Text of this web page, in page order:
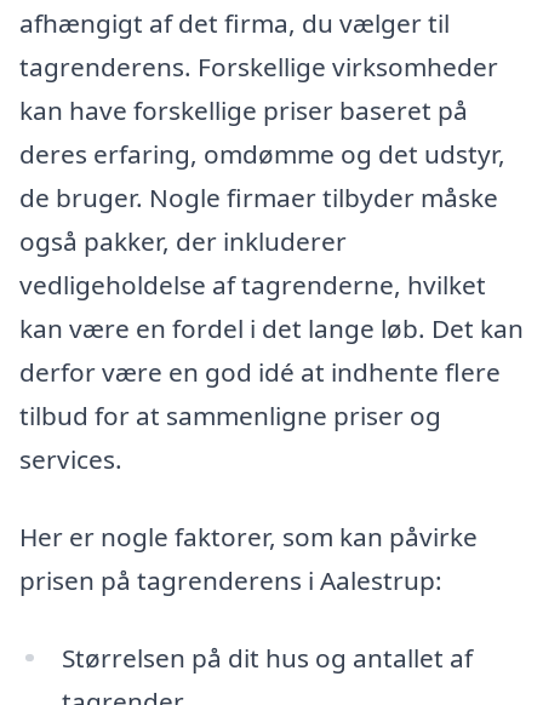
afhængigt af det firma, du vælger til
tagrenderens. Forskellige virksomheder
kan have forskellige priser baseret på
deres erfaring, omdømme og det udstyr,
de bruger. Nogle firmaer tilbyder måske
også pakker, der inkluderer
vedligeholdelse af tagrenderne, hvilket
kan være en fordel i det lange løb. Det kan
derfor være en god idé at indhente flere
tilbud for at sammenligne priser og
services.
Her er nogle faktorer, som kan påvirke
prisen på tagrenderens i Aalestrup:
Størrelsen på dit hus og antallet af